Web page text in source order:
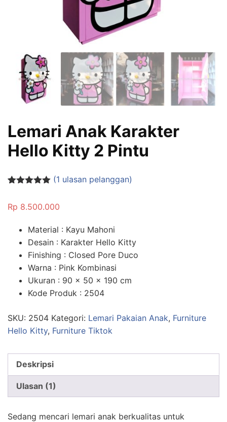
Lemari Anak Karakter
Hello Kitty 2 Pintu
berdasarka
(1 ulasan pelanggan)
Rp 8.500.000
Material : Kayu Mahoni
Desain : Karakter Hello Kitty
Finishing : Closed Pore Duco
Warna : Pink Kombinasi
Ukuran : 90 x 50 x 190 cm
Kode Produk : 2504
SKU: 2504 Kategori: Lemari Pakaian Anak, Furniture
Hello Kitty, Furniture Tiktok
Deskripsi
Ulasan (1)
Sedang mencari lemari anak berkualitas untuk